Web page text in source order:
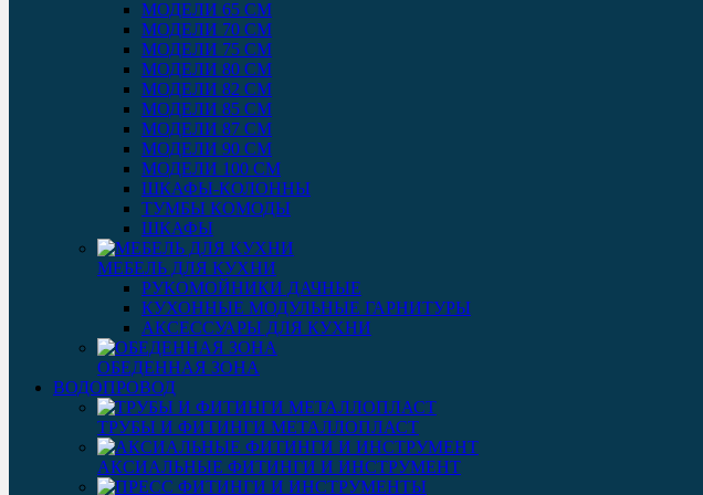
МОДЕЛИ 65 СМ
МОДЕЛИ 70 СМ
МОДЕЛИ 75 СМ
МОДЕЛИ 80 СМ
МОДЕЛИ 82 СМ
МОДЕЛИ 85 СМ
МОДЕЛИ 87 СМ
МОДЕЛИ 90 СМ
МОДЕЛИ 100 СМ
ШКАФЫ-КОЛОННЫ
ТУМБЫ КОМОДЫ
ШКАФЫ
МЕБЕЛЬ ДЛЯ КУХНИ
РУКОМОЙНИКИ ДАЧНЫЕ
КУХОННЫЕ МОДУЛЬНЫЕ ГАРНИТУРЫ
АКСЕССУАРЫ ДЛЯ КУХНИ
ОБЕДЕННАЯ ЗОНА
ВОДОПРОВОД
ТРУБЫ И ФИТИНГИ МЕТАЛЛОПЛАСТ
АКСИАЛЬНЫЕ ФИТИНГИ И ИНСТРУМЕНТ